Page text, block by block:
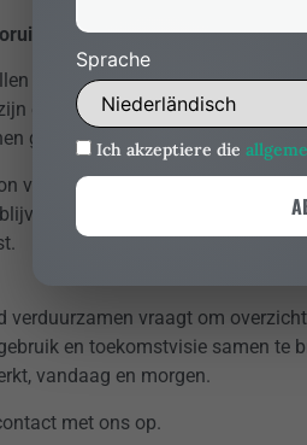
niet alleen aan vandaag
telt bij een bedrijfspand
er te verwachten over vijf, tien
grote invloed hebben op de
vanaf het begin mee te nemen,
waarde. Het resultaat is
verduurzamen vraagt om
en toekomstvisie samen te
vandaag en morgen.
met ons op.
Sprache
Ich akzeptiere die